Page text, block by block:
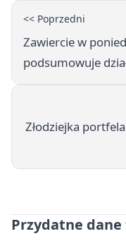
<< Poprzedni
Zawiercie w
podsumowuje
Złodziejka
Przydatne